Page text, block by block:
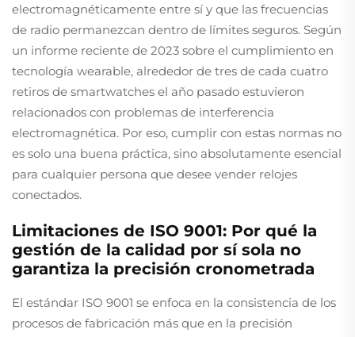
electromagnéticamente entre sí y que las frecuencias
de radio permanezcan dentro de límites seguros. Según
un informe reciente de 2023 sobre el cumplimiento en
tecnología wearable, alrededor de tres de cada cuatro
retiros de smartwatches el año pasado estuvieron
relacionados con problemas de interferencia
electromagnética. Por eso, cumplir con estas normas no
es solo una buena práctica, sino absolutamente esencial
para cualquier persona que desee vender relojes
conectados.
Limitaciones de ISO 9001: Por qué la
gestión de la calidad por sí sola no
garantiza la precisión cronometrada
El estándar ISO 9001 se enfoca en la consistencia de los
procesos de fabricación más que en la precisión